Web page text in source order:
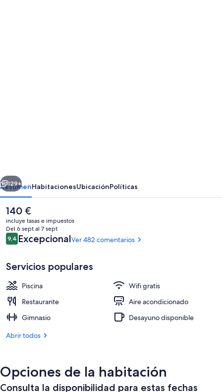
Sebastián
Desayuno diario por un coste
Siguiente
129+
ResumenHabitacionesUbicaciónPolíticas
El
precio
actual
es
de
140 €
incluye tasas e impuestos
Del 6 sept al 7 sept
Comentarios
9,49,4 de 10
ExcepcionalVer 482 comentarios
Servicios populares
Piscina
Wifi gratis
Restaurante
Aire acondicionado
Gimnasio
Desayuno disponible
Abrir todos
Opciones de la habitación
Consulta la disponibilidad para estas fechas